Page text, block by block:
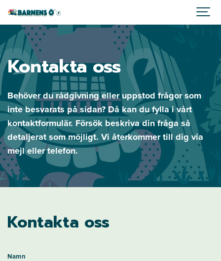
Kontakta oss
Behöver du rådgivning eller uppstod frågor som
inte besvarats på sidan? Då kan du fylla i vårt
kontaktformulär. Försök beskriva din fråga så
detaljerat som möjligt. Vi återkommer till dig via
mejl eller telefon.
Kontakta oss
Namn